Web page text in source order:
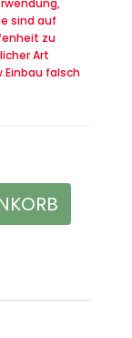
sind auf
zu
Art
falsch